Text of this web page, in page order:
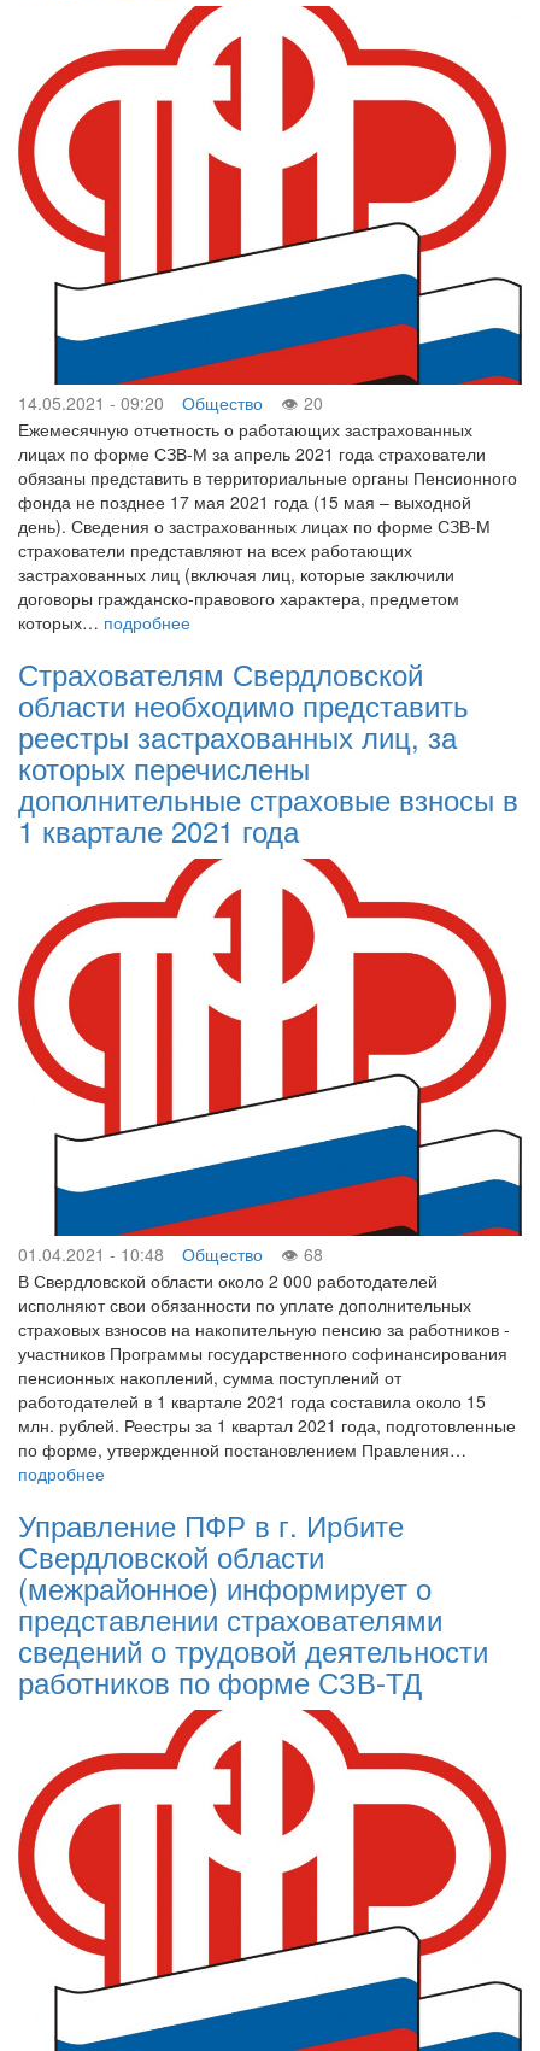
14.05.2021 - 09:20 Общество
20
Ежемесячную отчетность о работающих застрахованных
лицах по форме СЗВ-М за апрель 2021 года страхователи
обязаны представить в территориальные органы Пенсионного
фонда не позднее 17 мая 2021 года (15 мая – выходной
день). Сведения о застрахованных лицах по форме СЗВ-М
страхователи представляют на всех работающих
застрахованных лиц (включая лиц, которые заключили
договоры гражданско-правового характера, предметом
которых… подробнее
Страхователям Свердловской
области необходимо представить
реестры застрахованных лиц, за
которых перечислены
дополнительные страховые взносы в
1 квартале 2021 года
01.04.2021 - 10:48 Общество
68
В Свердловской области около 2 000 работодателей
исполняют свои обязанности по уплате дополнительных
страховых взносов на накопительную пенсию за работников -
участников Программы государственного софинансирования
пенсионных накоплений, сумма поступлений от
работодателей в 1 квартале 2021 года составила около 15
млн. рублей. Реестры за 1 квартал 2021 года, подготовленные
по форме, утвержденной постановлением Правления…
подробнее
Управление ПФР в г. Ирбите
Свердловской области
(межрайонное) информирует о
представлении страхователями
сведений о трудовой деятельности
работников по форме СЗВ-ТД